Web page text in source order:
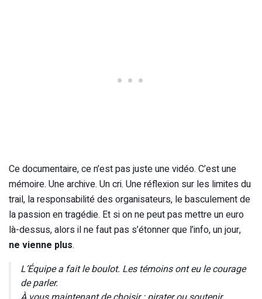
Ce documentaire, ce n’est pas juste une vidéo. C’est une
mémoire. Une archive. Un cri. Une réflexion sur les limites du
trail, la responsabilité des organisateurs, le basculement de
la passion en tragédie. Et si on ne peut pas mettre un euro
là-dessus, alors il ne faut pas s’étonner que l’info, un jour,
ne vienne plus.
L’Équipe a fait le boulot. Les témoins ont eu le courage
de parler.